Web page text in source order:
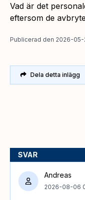
Vad är det
eftersom de
Publicerad den 2026-05-
Dela detta inlägg
SVAR
Andreas
2026-08-06